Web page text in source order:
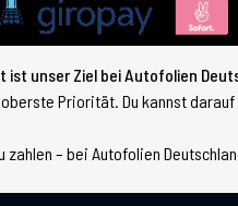
unser Ziel bei Autofolien
Priorität. Du kannst
– bei Autofolien